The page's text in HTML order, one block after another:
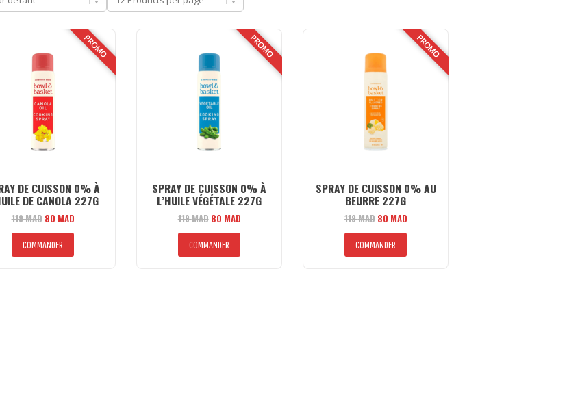
PROMO
DE CUISSON 0% À
DE CANOLA 227G
119MAD Le
prix
initial
était :
80 MADLe
prix
est :
COMMANDER
PROMO
SPRAY DE CUISSON 0% À
L’HUILE VÉGÉTALE 227G
119MAD Le
prix
initial
était :
80 MADLe
prix
est :
COMMANDER
PROMO
SPRAY DE CUISSON 0% AU
BEURRE 227G
119MAD Le
prix
initial
était :
80 MADLe
prix
est :
COMMANDER